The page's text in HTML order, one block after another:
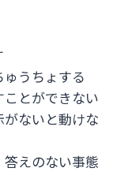
うちょする
とができない
がないと動けな
答えのない事態